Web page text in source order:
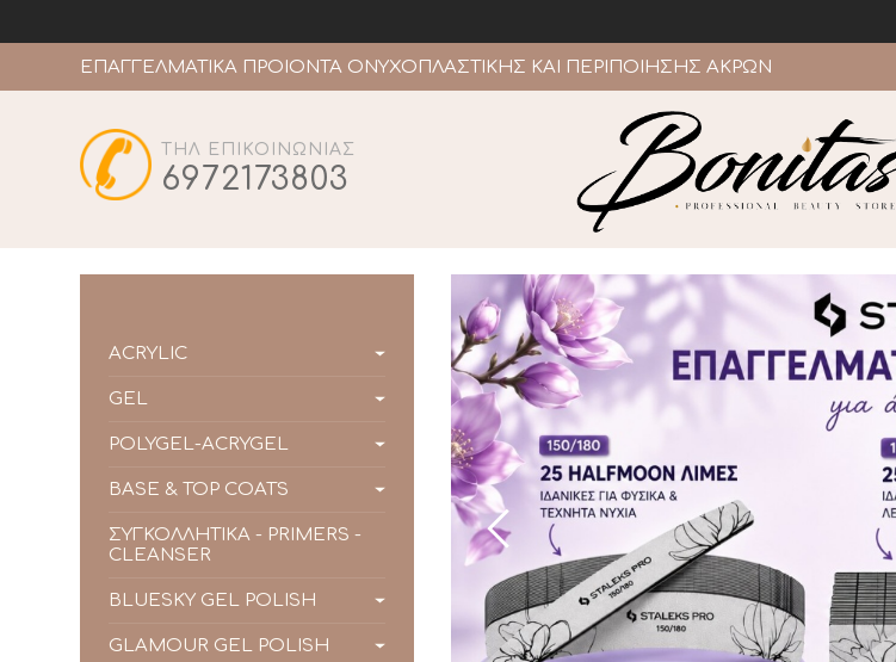
ΕΠΑΓΓΕΛΜΑΤΙΚΑ ΠΡΟΙΟΝΤΑ ΟΝΥΧΟΠΛΑΣΤΙΚΗΣ ΚΑΙ ΠΕΡΙΠΟΙΗΣΗΣ ΑΚΡΩΝ
ΤΗΛ ΕΠΙΚΟΙΝΩΝΙΑΣ
6972173803
ACRYLIC
GEL
POLYGEL-ACRYGEL
BASE & TOP COATS
ΣΥΓΚΟΛΛΗΤΙΚΑ - PRIMERS -
CLEANSER
BLUESKY GEL POLISH
GLAMOUR GEL POLISH